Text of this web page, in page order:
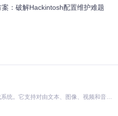
台服务器的配置。采用OpCore-Simp
、涂装、总装等不同生产环节创建专
：破解Hackintosh配置维护难题
MiniMax H3 是一个通用的全模态生成系统。它支持对由文本、图像、视频和音频组成的多模态上下文进行统一理解，并能生成分辨率高达 2K、时长可达 15 秒的带原生立体声音频的视频。得益于面向任务泛化的系统设计，H3 在预训练阶段就已具备广泛的多模态上下文理解与生成能力，能够出色地执行复杂的多模态指令。